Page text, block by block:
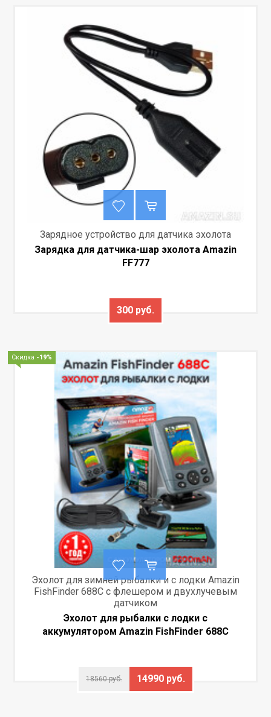
Зарядное устройство для датчика эхолота
Зарядка для датчика-шар эхолота Amazin
FF777
300 руб.
Скидка -19%
Эхолот для зимней рыбалки и с лодки Amazin
FishFinder 688C c флешером и двухлучевым
датчиком
Эхолот для рыбалки с лодки с
аккумулятором Amazin FishFinder 688C
18560 руб. 14990 руб.